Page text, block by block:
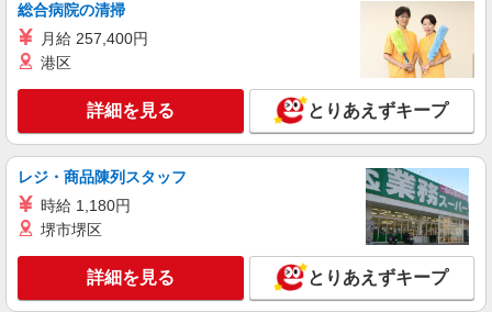
総合病院の清掃
月給 257,400円
港区
詳細を見る とりあえずキープ
レジ・商品陳列スタッフ
時給 1,180円
堺市堺区
詳細を見る とりあえずキープ